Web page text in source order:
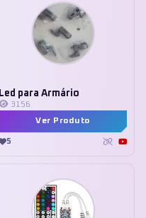
Led para Armário
3156
Ver Produto
5